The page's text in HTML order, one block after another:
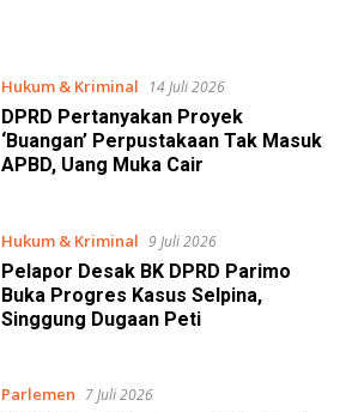
Hukum & Kriminal 14 Juli 2026
DPRD Pertanyakan Proyek
‘Buangan’ Perpustakaan Tak Masuk
APBD, Uang Muka Cair
Hukum & Kriminal 9 Juli 2026
Pelapor Desak BK DPRD Parimo
Buka Progres Kasus Selpina,
Singgung Dugaan Peti
Parlemen 7 Juli 2026